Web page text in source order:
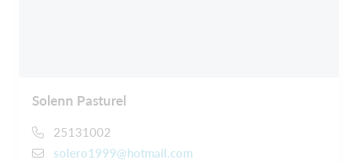
Solenn Pasturel
25131002
solero1999@hotmail.com